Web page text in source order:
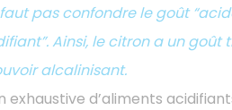
pas confondre le goût
Ainsi, le citron a un goût
alcalinisant.
exhaustive d’aliments